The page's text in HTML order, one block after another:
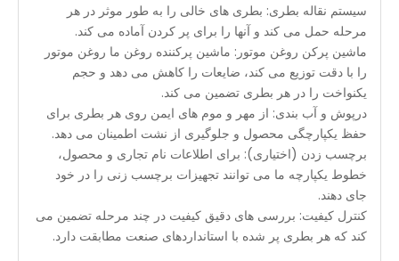
سیستم نقاله بطری: بطری های خالی را به طور موثر در هر
مرحله حمل می کند و آنها را برای پر کردن آماده می کند.
ماشین پرکن روغن موتور: ماشین پرکننده روغن ما روغن موتور
را با دقت توزیع می کند، ضایعات را کاهش می دهد و حجم
یکنواخت را در هر بطری تضمین می کند.
درپوش و آب بندی: از مهر و موم های ایمن روی هر بطری برای
حفظ یکپارچگی محصول و جلوگیری از نشت اطمینان می دهد.
برچسب زدن (اختیاری): برای اطلاعات نام تجاری و محصول،
خطوط یکپارچه ما می توانند تجهیزات برچسب زنی را در خود
جای دهند.
کنترل کیفیت: بررسی های دقیق کیفیت در چند مرحله تضمین می
کند که هر بطری پر شده با استانداردهای صنعت مطابقت دارد.